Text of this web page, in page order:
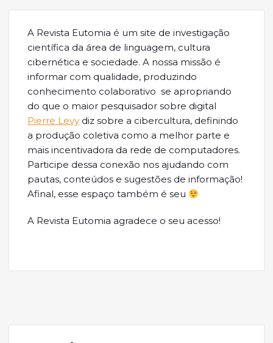
A Revista Eutomia é um site de investigação
científica da área de linguagem, cultura
cibernética e sociedade. A nossa missão é
informar com qualidade, produzindo
conhecimento colaborativo se apropriando
do que o maior pesquisador sobre digital
Pierre Levy diz sobre a cibercultura, definindo
a produção coletiva como a melhor parte e
mais incentivadora da rede de computadores.
Participe dessa conexão nos ajudando com
pautas, conteúdos e sugestões de informação!
Afinal, esse espaço também é seu
A Revista Eutomia agradece o seu acesso!